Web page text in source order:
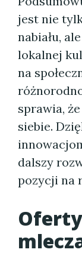
jest nie
nabiału,
lokalnej
na
sprawia,
siebie.
dalszy
pozycji na